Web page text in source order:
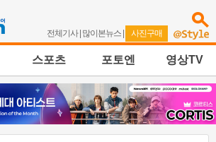
전체기사| 많이본뉴스 | 사진구매
스포츠 포토엔 영상TV